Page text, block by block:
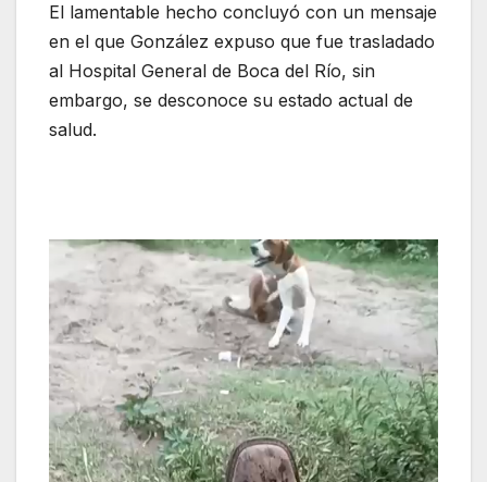
El lamentable hecho concluyó con un mensaje
en el que González expuso que fue trasladado
al Hospital General de Boca del Río, sin
embargo, se desconoce su estado actual de
salud.
Reproductor
de
vídeo